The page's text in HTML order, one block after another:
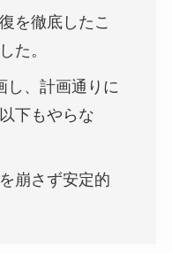
を徹底したこ
た。
し、計画通りに
下もやらな
崩さず安定的